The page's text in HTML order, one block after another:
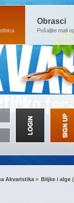
Obrasci
Pošaljite mali
Akvaristika» Biljke i alge